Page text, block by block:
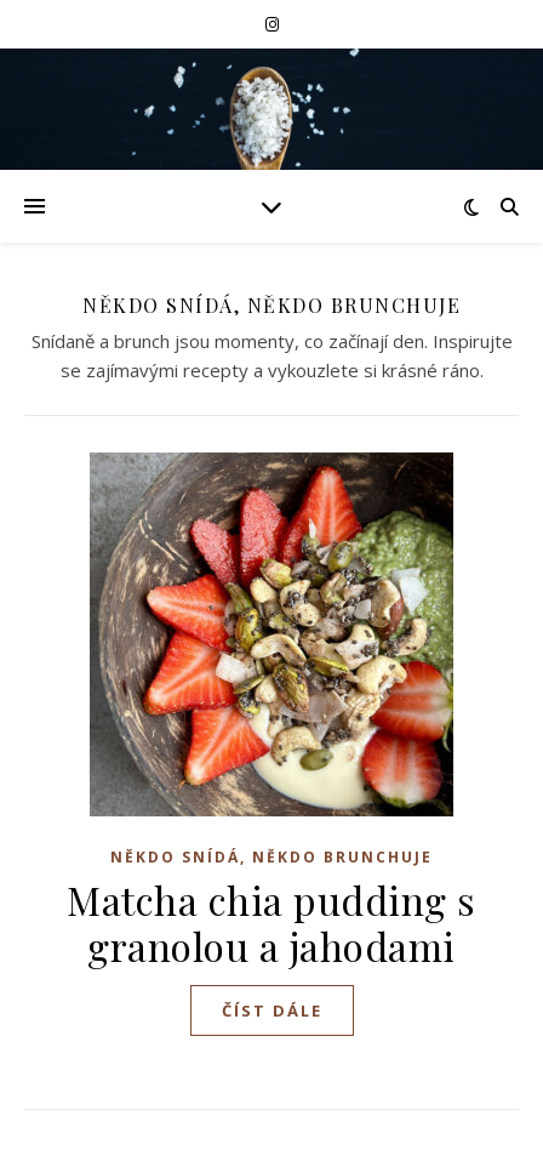
NĚKDO SNÍDÁ, NĚKDO BRUNCHUJE
Snídaně a brunch jsou momenty, co začínají den. Inspirujte
se zajímavými recepty a vykouzlete si krásné ráno.
NĚKDO SNÍDÁ, NĚKDO BRUNCHUJE
Matcha chia pudding s
granolou a jahodami
ČÍST DÁLE